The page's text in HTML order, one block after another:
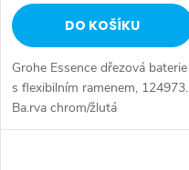
DO KOŠÍKU
Grohe Essence dřezová baterie
s flexibilním ramenem, 124973.
Ba.rva chrom/žlutá